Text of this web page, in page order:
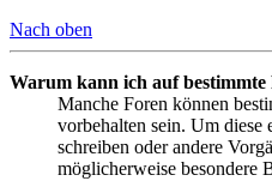
Nach oben
Warum kann ich auf
Manche Foren können
vorbehalten sein. Um diese
schreiben oder andere
möglicherweise besondere